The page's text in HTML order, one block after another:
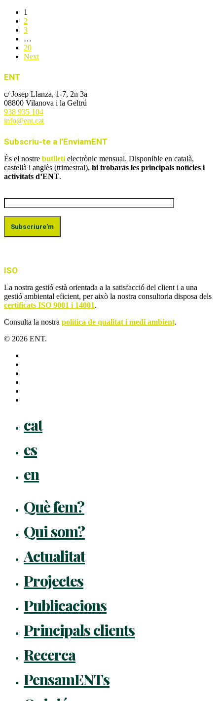
1
2
3
…
20
Next
ENT
c/ Josep Llanza, 1-7, 2n 3a
08800 Vilanova i la Geltrú
938 935 104
info@ent.cat
Subscriu-te a l’EnviamENT
És el nostre butlletí electrònic mensual. Disponible en català,
castellà i anglès (trimestral), hi trobaràs les principals notícies i
activitats d’ENT.
ISO
La nostra gestió està orientada a la satisfacció del client i a una
gestió ambiental eficient, per això la nostra consultoria disposa dels
certificats ISO 9001 i 14001.
Consulta la nostra política de qualitat i medi ambient.
© 2026 ENT.
cat
es
en
Què fem?
Qui som?
Actualitat
Projectes
Publicacions
Principals clients
Recerca
PensamENTs